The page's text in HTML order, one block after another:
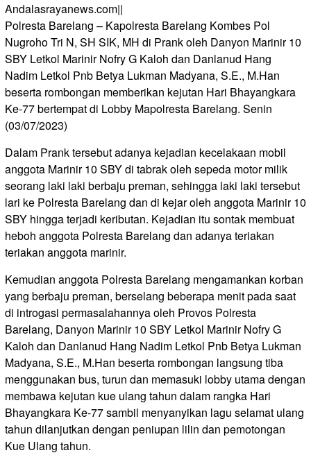
Andalasrayanews.com||
Polresta Barelang – Kapolresta Barelang Kombes Pol
Nugroho Tri N, SH SIK, MH di Prank oleh Danyon Marinir 10
SBY Letkol Marinir Nofry G Kaloh dan Danlanud Hang
Nadim Letkol Pnb Betya Lukman Madyana, S.E., M.Han
beserta rombongan memberikan kejutan Hari Bhayangkara
Ke-77 bertempat di Lobby Mapolresta Barelang. Senin
(03/07/2023)
Dalam Prank tersebut adanya kejadian kecelakaan mobil
anggota Marinir 10 SBY di tabrak oleh sepeda motor milik
seorang laki laki berbaju preman, sehingga laki laki tersebut
lari ke Polresta Barelang dan di kejar oleh anggota Marinir 10
SBY hingga terjadi keributan. Kejadian itu sontak membuat
heboh anggota Polresta Barelang dan adanya teriakan
teriakan anggota marinir.
Kemudian anggota Polresta Barelang mengamankan korban
yang berbaju preman, berselang beberapa menit pada saat
di introgasi permasalahannya oleh Provos Polresta
Barelang, Danyon Marinir 10 SBY Letkol Marinir Nofry G
Kaloh dan Danlanud Hang Nadim Letkol Pnb Betya Lukman
Madyana, S.E., M.Han beserta rombongan langsung tiba
menggunakan bus, turun dan memasuki lobby utama dengan
membawa kejutan kue ulang tahun dalam rangka Hari
Bhayangkara Ke-77 sambil menyanyikan lagu selamat ulang
tahun dilanjutkan dengan peniupan lilin dan pemotongan
Kue Ulang tahun.